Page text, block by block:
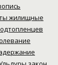
жилищные